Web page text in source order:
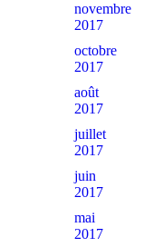
novembre
2017
octobre
2017
août
2017
juillet
2017
juin
2017
mai
2017